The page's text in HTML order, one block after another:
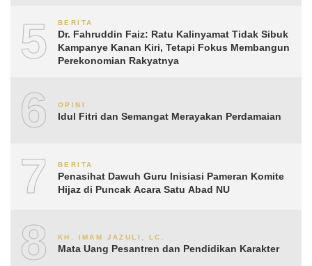
5 BERITA
Dr. Fahruddin Faiz: Ratu Kalinyamat Tidak Sibuk
Kampanye Kanan Kiri, Tetapi Fokus Membangun
Perekonomian Rakyatnya
6 OPINI
Idul Fitri dan Semangat Merayakan Perdamaian
7 BERITA
Penasihat Dawuh Guru Inisiasi Pameran Komite
Hijaz di Puncak Acara Satu Abad NU
8 KH. IMAM JAZULI, LC.
Mata Uang Pesantren dan Pendidikan Karakter